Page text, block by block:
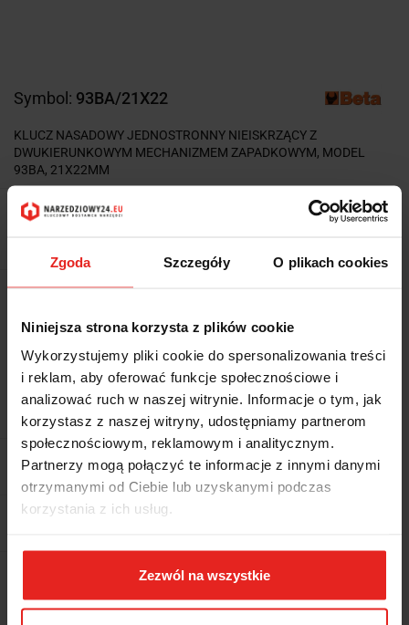
Zgoda Szczegóły O plikach cookies
Niniejsza strona korzysta z plików cookie
Wykorzystujemy pliki cookie do spersonalizowania treści
i reklam, aby oferować funkcje społecznościowe i
analizować ruch w naszej witrynie. Informacje o tym, jak
korzystasz z naszej witryny, udostępniamy partnerom
społecznościowym, reklamowym i analitycznym.
Partnerzy mogą połączyć te informacje z innymi danymi
otrzymanymi od Ciebie lub uzyskanymi podczas
korzystania z ich usług.
Zezwól na wszystkie
Symbol: 93BA/21X22
KLUCZ NASADOWY JEDNOSTRONNY NIEISKRZĄCY Z
DWUKIERUNKOWYM MECHANIZMEM ZAPADKOWYM, MODEL
93BA, 21X22MM
2672.30
Cena przesyłki 0
Dostępność Mało
Waga 0.6 kg
Pobierz produkt do PDF
Wysyłka+2dni (dostawa 0 od 1000zł net.*)